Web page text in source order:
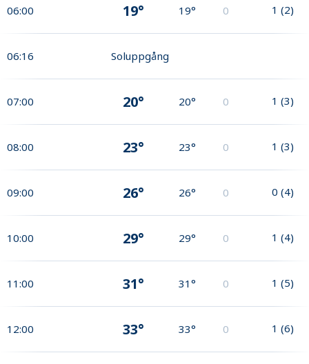
06:00 19° 19° 0 1 (2)
06:16 Soluppgång
07:00 20° 20° 0 1 (3)
08:00 23° 23° 0 1 (3)
09:00 26° 26° 0 0 (4)
10:00 29° 29° 0 1 (4)
11:00 31° 31° 0 1 (5)
12:00 33° 33° 0 1 (6)